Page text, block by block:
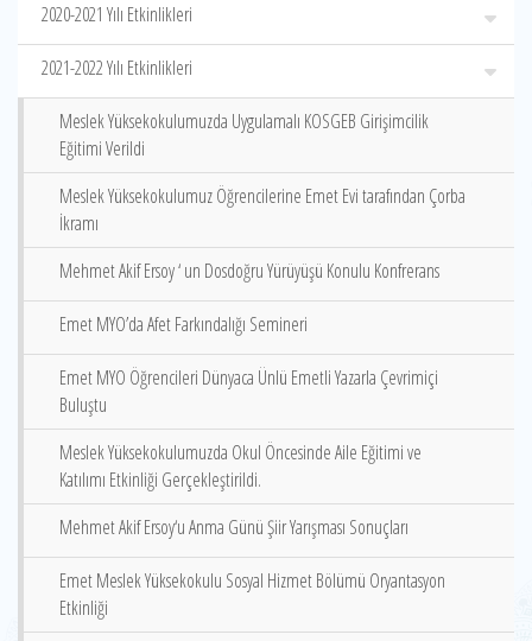
2020-2021 Yılı Etkinlikleri
2021-2022 Yılı Etkinlikleri
Meslek Yüksekokulumuzda Uygulamalı KOSGEB Girişimcilik
Eğitimi Verildi
Meslek Yüksekokulumuz Öğrencilerine Emet Evi tarafından Çorba
İkramı
Mehmet Akif Ersoy ‘ un Dosdoğru Yürüyüşü Konulu Konfrerans
Emet MYO’da Afet Farkındalığı Semineri
Emet MYO Öğrencileri Dünyaca Ünlü Emetli Yazarla Çevrimiçi
Buluştu
Meslek Yüksekokulumuzda Okul Öncesinde Aile Eğitimi ve
Katılımı Etkinliği Gerçekleştirildi.
Mehmet Akif Ersoy‘u Anma Günü Şiir Yarışması Sonuçları
Emet Meslek Yüksekokulu Sosyal Hizmet Bölümü Oryantasyon
Etkinliği